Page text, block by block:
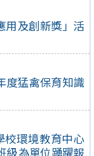
用及創新獎」活
度猛禽保育知識
校環境教育中心
級為單位踴躍報